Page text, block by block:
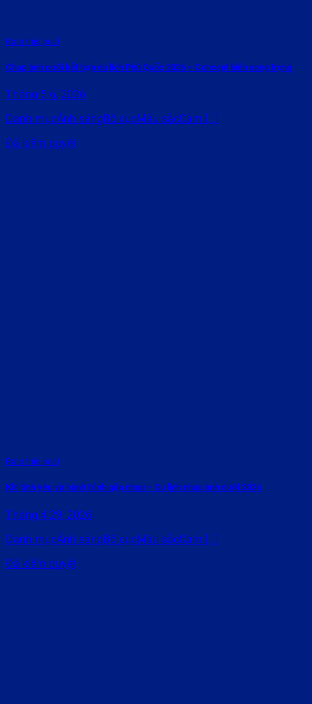
Rate this post
Chụp ảnh cưới kết hợp du lịch Phú Quốc 2026 – Concept biển sang trọng
Tháng 5 6, 2026
Danh mụcÁnh sángBố cụcMàu sắcCảm [...]
Đã kiểm duyệt
Rate this post
Khi tình yêu và hành trình gặp nhau – Du lịch chụp ảnh cưới 2026
Tháng 4 29, 2026
Danh mụcÁnh sángBố cụcMàu sắcCảm [...]
Đã kiểm duyệt